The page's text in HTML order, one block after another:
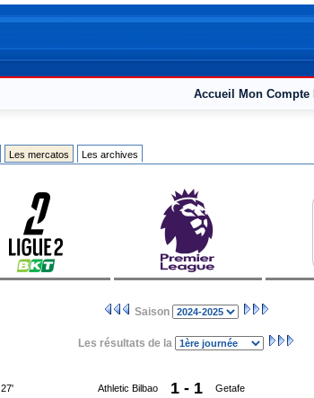
Accueil Mon Compte
Les mercatos Les archives
Saison
Les résultats de la
27' Athletic Bilbao 1 - 1 Getafe